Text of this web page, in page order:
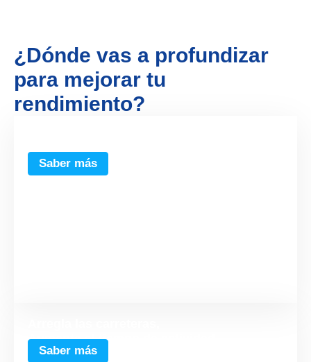
¿Dónde vas a profundizar
para mejorar tu
rendimiento?
Reduce costes
Saber más
Aumenta el tiempo de actividad
Saber más